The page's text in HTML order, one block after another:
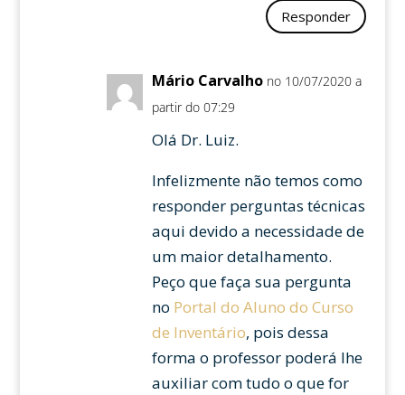
Responder
Mário Carvalho no 10/07/2020 a
partir do 07:29
Olá Dr. Luiz.
Infelizmente não temos como
responder perguntas técnicas
aqui devido a necessidade de
um maior detalhamento.
Peço que faça sua pergunta
no Portal do Aluno do Curso
de Inventário, pois dessa
forma o professor poderá lhe
auxiliar com tudo o que for